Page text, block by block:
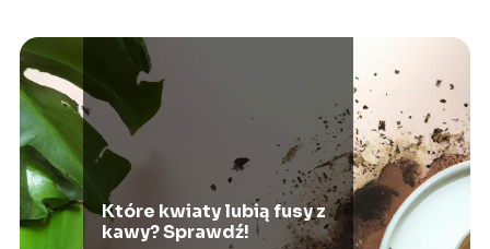
Które kwiaty lubią fusy z
kawy? Sprawdź!